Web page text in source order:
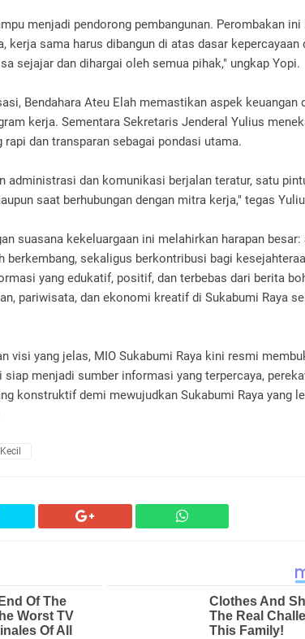
menjadi pendorong pembangunan. Perombakan ini
kerja sama harus dibangun di atas dasar kepercayaan
sejajar dan dihargai oleh semua pihak," ungkap Yopi.
Bendahara Ateu Elah memastikan aspek keuangan
kerja. Sementara Sekretaris Jenderal Yulius
dan transparan sebagai pondasi utama.
administrasi dan komunikasi berjalan teratur, satu
saat berhubungan dengan mitra kerja," tegas
suasana kekeluargaan ini melahirkan harapan besar:
berkembang, sekaligus berkontribusi bagi
yang edukatif, positif, dan terbebas dari berita
pariwisata, dan ekonomi kreatif di Sukabumi Raya
visi yang jelas, MIO Sukabumi Raya kini resmi
siap menjadi sumber informasi yang terpercaya,
konstruktif demi mewujudkan Sukabumi Raya yang